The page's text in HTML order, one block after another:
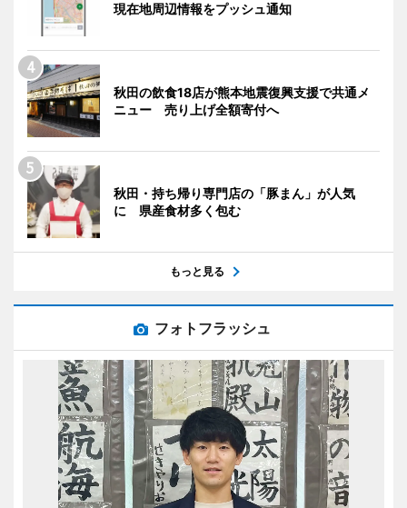
現在地周辺情報をプッシュ通知
秋田の飲食18店が熊本地震復興支援で共通メ
ニュー 売り上げ全額寄付へ
秋田・持ち帰り専門店の「豚まん」が人気
に 県産食材多く包む
もっと見る
フォトフラッシュ